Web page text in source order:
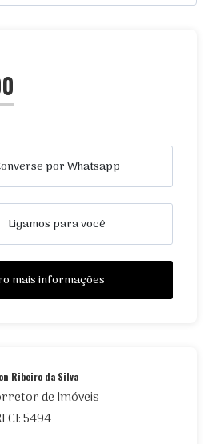
por Whatsapp
Ligamos para você
mais informações
Ribeiro da Silva
de Imóveis
5494